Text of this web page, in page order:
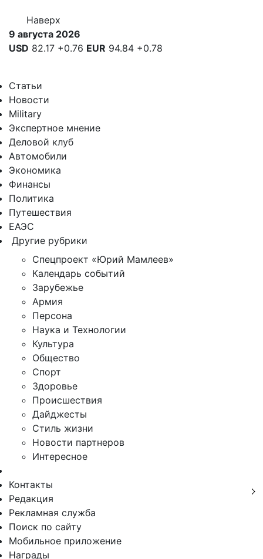
Наверх
9 августа 2026
USD 82.17 +0.76 EUR 94.84 +0.78
Статьи
Новости
Military
Экспертное мнение
Деловой клуб
Автомобили
Экономика
Финансы
Политика
Путешествия
ЕАЭС
Другие рубрики
Спецпроект «Юрий Мамлеев»
Календарь событий
Зарубежье
Армия
Персона
Наука и Технологии
Культура
Общество
Спорт
Здоровье
Происшествия
Дайджесты
Стиль жизни
Новости партнеров
Интересное
Контакты
Редакция
Рекламная служба
Поиск по сайту
Мобильное приложение
Награды